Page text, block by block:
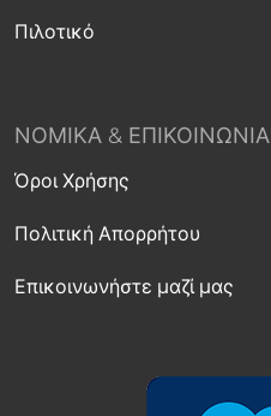
Πιλοτικό
ΝΟΜΙΚΆ & ΕΠΙΚΟΙΝΩΝΊΑ
Όροι Χρήσης
Πολιτική Απορρήτου
Επικοινωνήστε μαζί μας